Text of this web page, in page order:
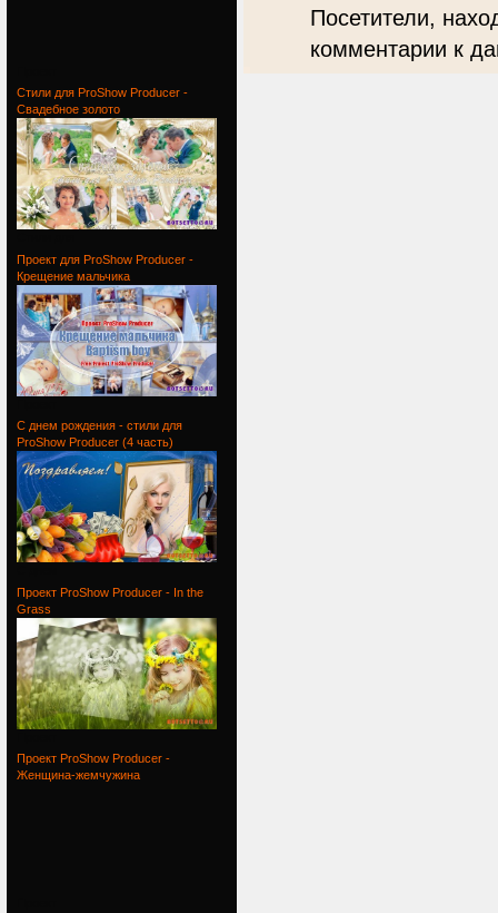
Посетители,
комментарии к
Стили для ProShow Producer -
Свадебное золото
Проект для ProShow Producer -
Крещение мальчика
С днем рождения - стили для
ProShow Producer (4 часть)
Проект ProShow Producer - In the
Grass
Проект ProShow Producer -
Женщина-жемчужина